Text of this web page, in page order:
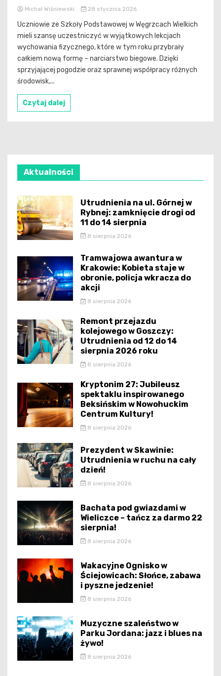
Michał Wiśniewski 28 stycznia 2026
Uczniowie ze Szkoły Podstawowej w Węgrzcach Wielkich
mieli szansę uczestniczyć w wyjątkowych lekcjach
wychowania fizycznego, które w tym roku przybrały
całkiem nową formę – narciarstwo biegowe. Dzięki
sprzyjającej pogodzie oraz sprawnej współpracy różnych
środowisk,...
Czytaj dalej
Aktualności
Utrudnienia na ul. Górnej w
Rybnej: zamknięcie drogi od
11 do 14 sierpnia
8 sierpnia 2026
Tramwajowa awantura w
Krakowie: Kobieta staje w
obronie, policja wkracza do
akcji
8 sierpnia 2026
Remont przejazdu
kolejowego w Goszczy:
Utrudnienia od 12 do 14
sierpnia 2026 roku
8 sierpnia 2026
Kryptonim 27: Jubileusz
spektaklu inspirowanego
Beksińskim w Nowohuckim
Centrum Kultury!
8 sierpnia 2026
Prezydent w Skawinie:
Utrudnienia w ruchu na cały
dzień!
8 sierpnia 2026
Bachata pod gwiazdami w
Wieliczce – tańcz za darmo 22
sierpnia!
8 sierpnia 2026
Wakacyjne Ognisko w
Ściejowicach: Słońce, zabawa
i pyszne jedzenie!
8 sierpnia 2026
Muzyczne szaleństwo w
Parku Jordana: jazz i blues na
żywo!
8 sierpnia 2026